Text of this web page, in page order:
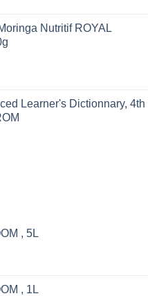
Nutritif ROYAL
Learner's Dictionnary, 4th
, 5L
, 1L